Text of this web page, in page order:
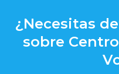
¿Necesitas
sobre